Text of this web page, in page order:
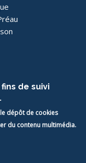
/ IFPEN Thèses
de suivi
dépôt de cookies
du contenu multimédia.